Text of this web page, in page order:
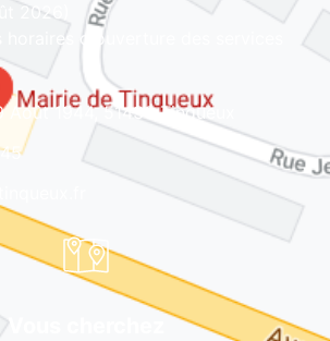
2026)
d'ouverture des services
Août 1944, 51430 Tinqueux
Vous cherchez